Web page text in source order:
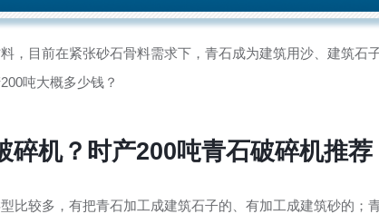
，目前在紧张砂石骨料需求下，青石成为建筑用沙、建筑石
吨大概多少钱？
碎机？时产200吨青石破碎机推荐
比较多，有把青石加工成建筑石子的、有加工成建筑砂的；